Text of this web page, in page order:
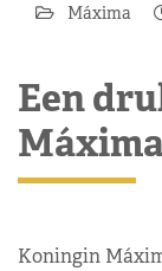
Máxima
Een
Koningin